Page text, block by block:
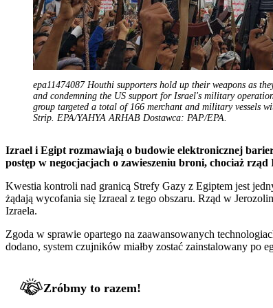
epa11474087 Houthi supporters hold up their weapons as
and condemning the US support for Israel's military
group targeted a total of 166 merchant and military vessels
Strip. EPA/YAHYA ARHAB Dostawca: PAP/EPA.
Izrael i Egipt rozmawiają o budowie elektronicznej
postęp w negocjacjach o zawieszeniu broni, chociaż
Kwestia kontroli nad granicą Strefy Gazy z Egiptem jest
żądają wycofania się Izraeal z tego obszaru. Rząd w
Izraela.
Zgoda w sprawie opartego na zaawansowanych
dodano, system czujników miałby zostać zainstalowany po
Zróbmy to razem!